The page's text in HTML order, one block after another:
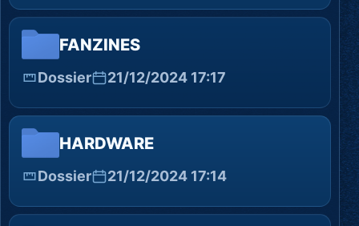
FANZINES
Dossier 21/12/2024 17:17
HARDWARE
Dossier 21/12/2024 17:14